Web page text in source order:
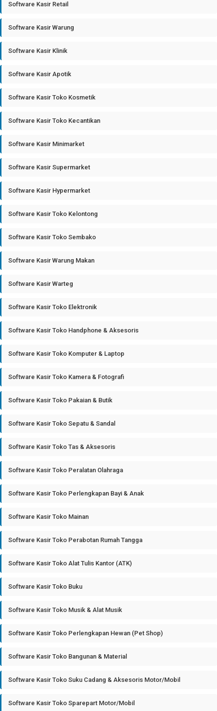
Software Kasir Retail
Software Kasir Warung
Software Kasir Klinik
Software Kasir Apotik
Software Kasir Toko Kosmetik
Software Kasir Toko Kecantikan
Software Kasir Minimarket
Software Kasir Supermarket
Software Kasir Hypermarket
Software Kasir Toko Kelontong
Software Kasir Toko Sembako
Software Kasir Warung Makan
Software Kasir Warteg
Software Kasir Toko Elektronik
Software Kasir Toko Handphone & Aksesoris
Software Kasir Toko Komputer & Laptop
Software Kasir Toko Kamera & Fotografi
Software Kasir Toko Pakaian & Butik
Software Kasir Toko Sepatu & Sandal
Software Kasir Toko Tas & Aksesoris
Software Kasir Toko Peralatan Olahraga
Software Kasir Toko Perlengkapan Bayi & Anak
Software Kasir Toko Mainan
Software Kasir Toko Perabotan Rumah Tangga
Software Kasir Toko Alat Tulis Kantor (ATK)
Software Kasir Toko Buku
Software Kasir Toko Musik & Alat Musik
Software Kasir Toko Perlengkapan Hewan (Pet Shop)
Software Kasir Toko Bangunan & Material
Software Kasir Toko Suku Cadang & Aksesoris Motor/Mobil
Software Kasir Toko Sparepart Motor/Mobil